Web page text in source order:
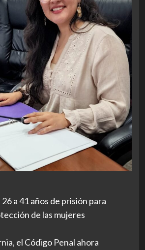
a 41 años de prisión para
de las mujeres
el Código Penal ahora